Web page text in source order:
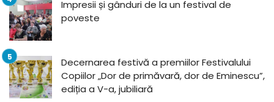
Impresii și gânduri de la un festival de
poveste
Decernarea festivă a premiilor Festivalului
Copiilor „Dor de primăvară, dor de Eminescu”,
ediția a V-a, jubiliară